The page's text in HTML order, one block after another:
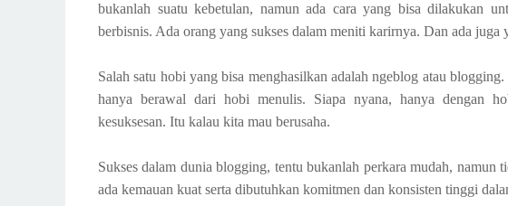
bukanlah suatu kebetulan, namun ada cara yang bisa dilakukan
berbisnis. Ada orang yang sukses dalam meniti karirnya. Dan ada
Salah satu hobi yang bisa menghasilkan adalah ngeblog atau
hanya berawal dari hobi menulis. Siapa nyana, hanya dengan
kesuksesan. Itu kalau kita mau berusaha.
Sukses dalam dunia blogging, tentu bukanlah perkara mudah, namun
ada kemauan kuat serta dibutuhkan komitmen dan konsisten tinggi